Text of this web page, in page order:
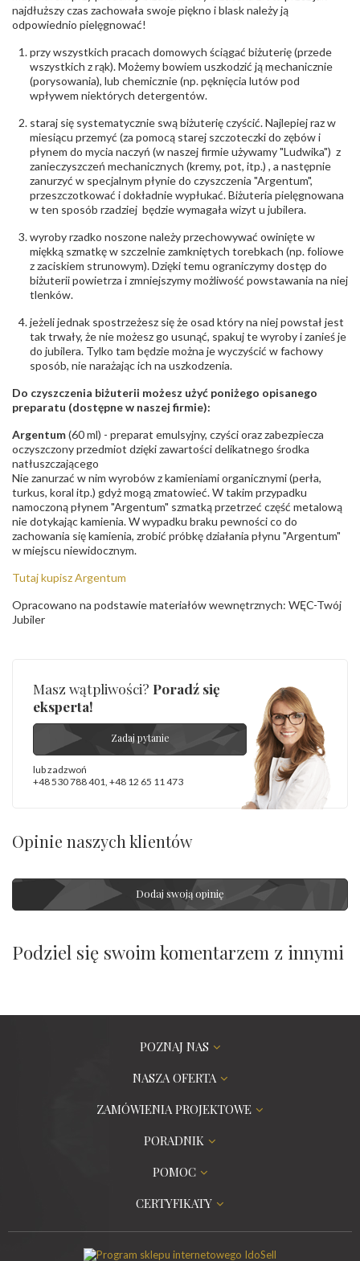
Liczba kamieni:
Cyrkonia - 11 szt.
Szlif kamieni:
(łącznie)
INNE PARAMETRY
odpowiedzialny:
Opole; NIP 7542889545; Tel. +48 77 54 90 100;
biuro@stelmach.pl
Bezpieczeństwo
- rodzaj
ostrzeżenia:
Nie nadaje się dla dzieci w wieku poniżej 3 lat
,Elementy w wyrobie wykonane z białego złota
zawierają nikiel
najdłuższy czas zachowała swoje piękno i blask należy ją
odpowiednio pielęgnować!
przy wszystkich pracach domowych ściągać biżuterię (przede
wszystkich z rąk). Możemy bowiem uszkodzić ją mechanicznie
(porysowania), lub chemicznie (np. pęknięcia lutów pod
wpływem niektórych detergentów.
staraj się systematycznie swą biżuterię czyścić. Najlepiej raz w
miesiącu przemyć (za pomocą starej szczoteczki do zębów i
płynem do mycia naczyń (w naszej firmie używamy "Ludwika") z
zanieczyszczeń mechanicznych (kremy, pot, itp.) , a następnie
zanurzyć w specjalnym płynie do czyszczenia "Argentum",
przeszczotkować i dokładnie wypłukać. Biżuteria pielęgnowana
w ten sposób rzadziej będzie wymagała wizyt u jubilera.
wyroby rzadko noszone należy przechowywać owinięte w
miękką szmatkę w szczelnie zamkniętych torebkach (np. foliowe
z zaciskiem strunowym). Dzięki temu ograniczymy dostęp do
biżuterii powietrza i zmniejszymy możliwość powstawania na niej
tlenków.
jeżeli jednak spostrzeżesz się że osad który na niej powstał jest
tak trwały, że nie możesz go usunąć, spakuj te wyroby i zanieś je
do jubilera. Tylko tam będzie można je wyczyścić w fachowy
sposób, nie narażając ich na uszkodzenia.
Do czyszczenia biżuterii możesz użyć poniżego opisanego
preparatu (dostępne w naszej firmie):
Argentum(60 ml) - preparat emulsyjny, czyści oraz zabezpiecza
oczyszczony przedmiot dzięki zawartości delikatnego środka
natłuszczającego
Nie zanurzać w nim wyrobów z kamieniami organicznymi (perła,
turkus, koral itp.) gdyż mogą zmatowieć. W takim przypadku
namoczoną płynem "Argentum" szmatką przetrzeć część metalową
nie dotykając kamienia. W wypadku braku pewności co do
zachowania się kamienia, zrobić próbkę działania płynu "Argentum"
w miejscu niewidocznym.
Tutaj kupisz Argentum
Opracowano na podstawie materiałów wewnętrznych: WĘC-Twój
Jubiler
Masz wątpliwości? Poradź się
eksperta!
Zadaj pytanie
lub zadzwoń
+48 530 788 401 +48 12 65 11 473
Opinie naszych klientów
Dodaj swoją opinię
Podziel się swoim komentarzem z innymi
POZNAJ NAS
NASZA OFERTA
ZAMÓWIENIA PROJEKTOWE
PORADNIK
POMOC
CERTYFIKATY